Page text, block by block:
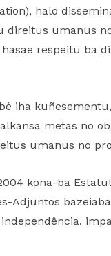
halo
umanus
respeitu ba
iha
metas no
umanus no
kona-ba
Adjuntos